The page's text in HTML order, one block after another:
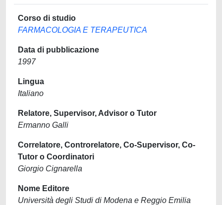
Corso di studio
FARMACOLOGIA E TERAPEUTICA
Data di pubblicazione
1997
Lingua
Italiano
Relatore, Supervisor, Advisor o Tutor
Ermanno Galli
Correlatore, Controrelatore, Co-Supervisor, Co-
Tutor o Coordinatori
Giorgio Cignarella
Nome Editore
Università degli Studi di Modena e Reggio Emilia